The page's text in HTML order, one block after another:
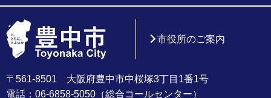
〒561-8501 大阪府豊中市中桜塚3丁目1番1号
電話：06-6858-5050（総合コールセンター）
市役所のご案内